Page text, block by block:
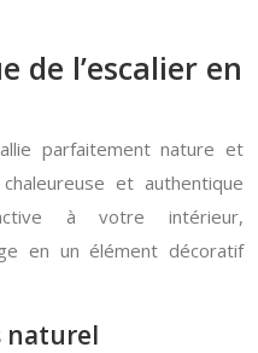
de l’escalier en
parfaitement nature et
et authentique
à votre intérieur,
en un élément décoratif
naturel